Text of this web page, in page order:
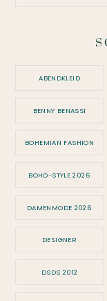
ABENDKLEID
BENNY BENASSI
BOHEMIAN FASHION
BOHO-STYLE 2026
DAMENMODE 2026
DESIGNER
DSDS 2012